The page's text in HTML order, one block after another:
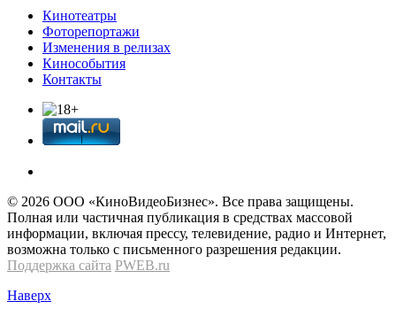
Кинотеатры
Фоторепортажи
Изменения в релизах
Кинособытия
Контакты
© 2026 OOО «КиноВидеоБизнес». Все права защищены.
Полная или частичная публикация в средствах массовой
информации, включая прессу, телевидение, радио и Интернет,
возможна только с письменного разрешения редакции.
Поддержка сайта PWEB.ru
Наверх